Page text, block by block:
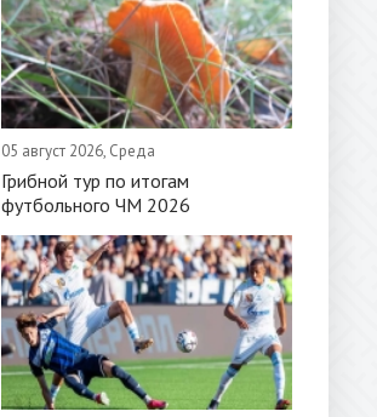
05 август 2026, Среда
Грибной тур по итогам
футбольного ЧМ 2026